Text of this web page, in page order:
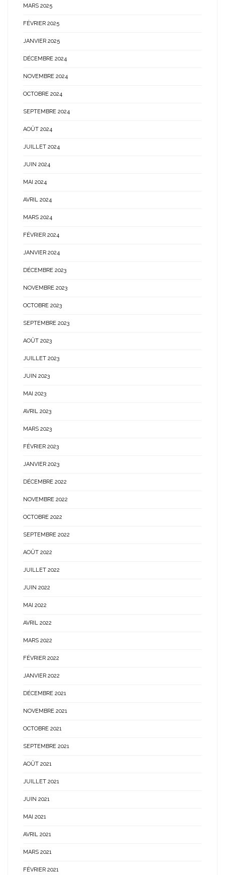
MARS 2025
FÉVRIER 2025
JANVIER 2025
DÉCEMBRE 2024
NOVEMBRE 2024
OCTOBRE 2024
SEPTEMBRE 2024
AOÛT 2024
JUILLET 2024
JUIN 2024
MAI 2024
AVRIL 2024
MARS 2024
FÉVRIER 2024
JANVIER 2024
DÉCEMBRE 2023
NOVEMBRE 2023
OCTOBRE 2023
SEPTEMBRE 2023
AOÛT 2023
JUILLET 2023
JUIN 2023
MAI 2023
AVRIL 2023
MARS 2023
FÉVRIER 2023
JANVIER 2023
DÉCEMBRE 2022
NOVEMBRE 2022
OCTOBRE 2022
SEPTEMBRE 2022
AOÛT 2022
JUILLET 2022
JUIN 2022
MAI 2022
AVRIL 2022
MARS 2022
FÉVRIER 2022
JANVIER 2022
DÉCEMBRE 2021
NOVEMBRE 2021
OCTOBRE 2021
SEPTEMBRE 2021
AOÛT 2021
JUILLET 2021
JUIN 2021
MAI 2021
AVRIL 2021
MARS 2021
FÉVRIER 2021